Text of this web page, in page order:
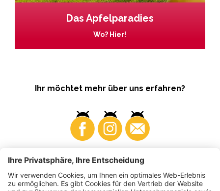
Das Apfelparadies
Wo? Hier!
Ihr möchtet mehr über uns erfahren?
Business Produzenten